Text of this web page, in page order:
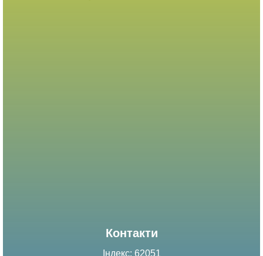
Контакти
Індекс: 62051